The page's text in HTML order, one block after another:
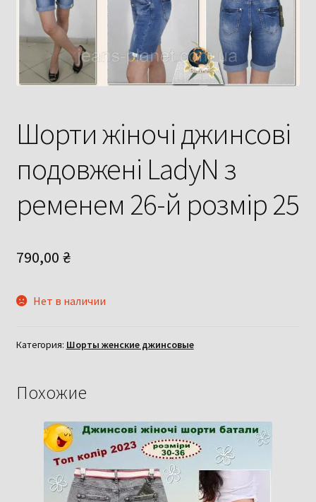
Шорти жіночі джинсові
подовжені LadyN з
ременем 26-й розмір 25
790,00 ₴
Нет в наличии
Категория: Шорты женские джинсовые
Похожие